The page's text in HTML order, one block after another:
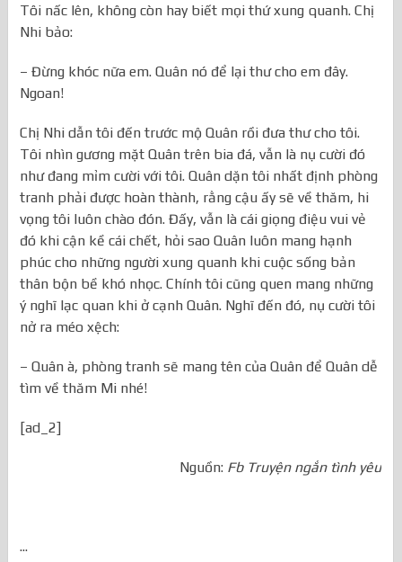
Tôi nấc lên, không còn hay biết mọi thứ xung quanh. Chị
Nhi bảo:
– Đừng khóc nữa em. Quân nó để lại thư cho em đây.
Ngoan!
Chị Nhi dẫn tôi đến trước mộ Quân rồi đưa thư cho tôi.
Tôi nhìn gương mặt Quân trên bia đá, vẫn là nụ cười đó
như đang mỉm cười với tôi. Quân dặn tôi nhất định phòng
tranh phải được hoàn thành, rằng cậu ấy sẽ về thăm, hi
vọng tôi luôn chào đón. Đấy, vẫn là cái giọng điệu vui vẻ
đó khi cận kề cái chết, hỏi sao Quân luôn mang hạnh
phúc cho những người xung quanh khi cuộc sống bản
thân bộn bề khó nhọc. Chính tôi cũng quen mang những
ý nghĩ lạc quan khi ở cạnh Quân. Nghĩ đến đó, nụ cười tôi
nở ra méo xệch:
– Quân à, phòng tranh sẽ mang tên của Quân để Quân dễ
tìm về thăm Mi nhé!
[ad_2]
Nguồn: Fb Truyện ngắn tình yêu
...